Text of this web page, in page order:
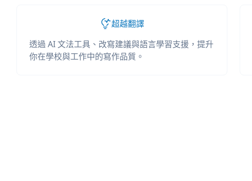
超越翻譯
透過 AI 文法工具、改寫建議與語言學習支援，提升
你在學校與工作中的寫作品質。